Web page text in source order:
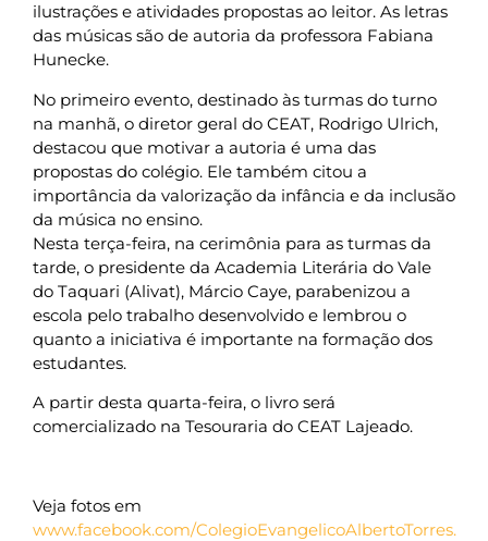
ilustrações e atividades propostas ao leitor. As letras
das músicas são de autoria da professora Fabiana
Hunecke.
No primeiro evento, destinado às turmas do turno
na manhã, o diretor geral do CEAT, Rodrigo Ulrich,
destacou que motivar a autoria é uma das
propostas do colégio. Ele também citou a
importância da valorização da infância e da inclusão
da música no ensino.
Nesta terça-feira, na cerimônia para as turmas da
tarde, o presidente da Academia Literária do Vale
do Taquari (Alivat), Márcio Caye, parabenizou a
escola pelo trabalho desenvolvido e lembrou o
quanto a iniciativa é importante na formação dos
estudantes.
A partir desta quarta-feira, o livro será
comercializado na Tesouraria do CEAT Lajeado.
Veja fotos em
www.facebook.com/ColegioEvangelicoAlbertoTorres.